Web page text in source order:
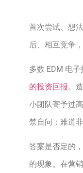
首次尝试、想
后、相互竞争
多数 EDM 电
的投资回报。
小团队寄予过
禁自问：难道
答案是否定的
的现象。在营